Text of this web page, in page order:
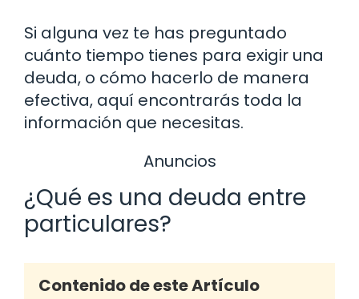
Si alguna vez te has preguntado
cuánto tiempo tienes para exigir una
deuda, o cómo hacerlo de manera
efectiva, aquí encontrarás toda la
información que necesitas.
Anuncios
¿Qué es una deuda entre
particulares?
Contenido de este Artículo